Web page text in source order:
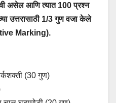
असेल आणि त्यात 100 प्रश्न
उत्तरासाठी 1/3 गुण वजा केले
Marking).
(30 गुण)